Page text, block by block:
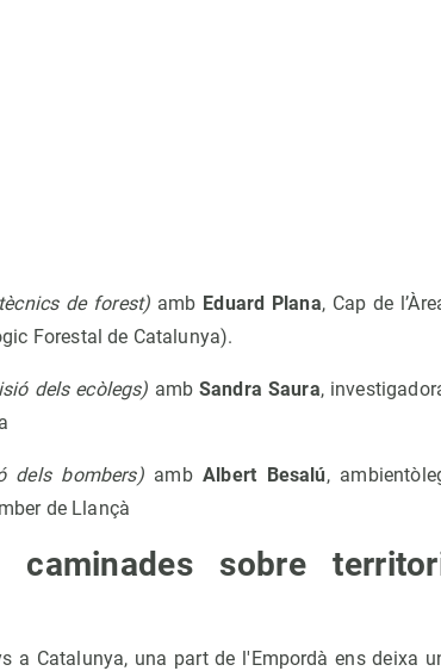
de forest) amb Eduard Plana, Cap de
Forestal de Catalunya).
dels ecòlegs) amb Sandra Saura,
dels bombers)ambAlbert Besalú,
de Llançà
caminades sobre
a Catalunya, una part de l'Empordà ens deixa